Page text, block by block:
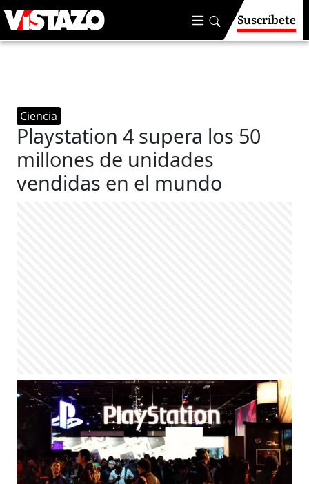
Suscríbete
Ciencia
Playstation 4 supera los 50
millones de unidades
vendidas en el mundo